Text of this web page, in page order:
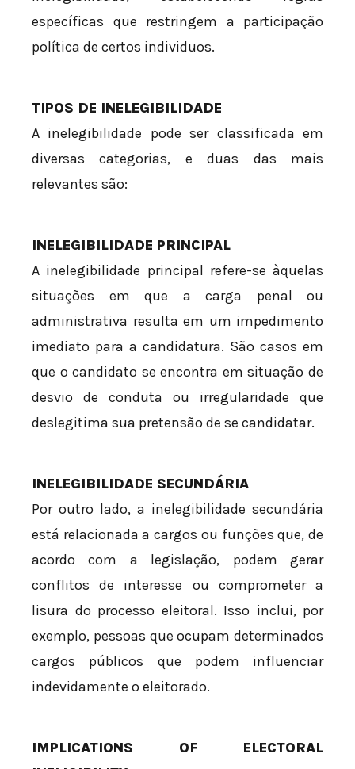
específicas que restringem a participação
política de certos individuos.
TIPOS DE INELEGIBILIDADE
A inelegibilidade pode ser classificada em
diversas categorias, e duas das mais
relevantes são:
INELEGIBILIDADE PRINCIPAL
A inelegibilidade principal refere-se àquelas
situações em que a carga penal ou
administrativa resulta em um impedimento
imediato para a candidatura. São casos em
que o candidato se encontra em situação de
desvio de conduta ou irregularidade que
deslegitima sua pretensão de se candidatar.
INELEGIBILIDADE SECUNDÁRIA
Por outro lado, a inelegibilidade secundária
está relacionada a cargos ou funções que, de
acordo com a legislação, podem gerar
conflitos de interesse ou comprometer a
lisura do processo eleitoral. Isso inclui, por
exemplo, pessoas que ocupam determinados
cargos públicos que podem influenciar
indevidamente o eleitorado.
IMPLICATIONS OF ELECTORAL